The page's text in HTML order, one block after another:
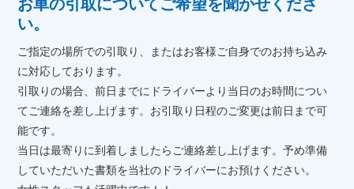
お車の引取についてご希望を聞かせくださ
い。
ご指定の場所での引取り、またはお客様ご自身でのお持ち込み
に対応しております。
引取りの場合、前日までにドライバーより当日のお時間につい
てご連絡を差し上げます。お引取り日程のご変更は前日まで可
能です。
当日は最寄りに到着しましたらご連絡差し上げます。予め準備
していただいた書類を当社のドライバーにお預けください。